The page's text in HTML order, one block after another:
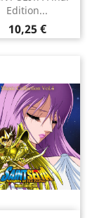
Edition...
Prix
10,25 €